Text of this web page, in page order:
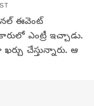
ఈవెంట్
ఎంట్రీ ఇచ్చాడు.
చేస్తున్నారు. ఆ